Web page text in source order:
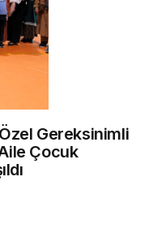
Gereksinimli
Çocuk